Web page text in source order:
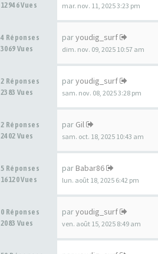
12946 Vues
mar. nov. 11, 2025 3:23 pm
4 Réponses
3069 Vues
paryoudig_surf
dim. nov. 09, 2025 10:57 am
2 Réponses
2383 Vues
paryoudig_surf
sam. nov. 08, 2025 3:28 pm
2 Réponses
2402 Vues
par Gil
sam. oct. 18, 2025 10:43 am
5 Réponses
16120 Vues
par Babar86
lun. août 18, 2025 6:42 pm
0 Réponses
2083 Vues
paryoudig_surf
ven. août 15, 2025 8:49 am